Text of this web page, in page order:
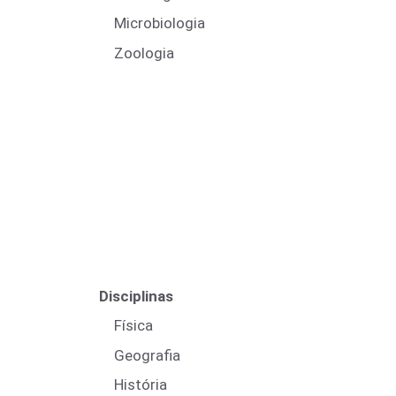
Microbiologia
Zoologia
Disciplinas
Física
Geografia
História